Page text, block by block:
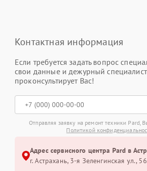
Контактная информация
Если требуется задать вопрос
свои данные и дежурный
проконсультирует Вас!
Отправляя заявку на ремонт техники Pard,
Политикой
Адрес сервисного центра Pard в
г. Астрахань, 3-я Зеленгинская ул.,